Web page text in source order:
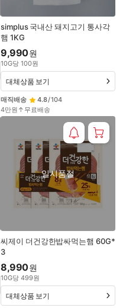
simplus 국내산 돼지고기 통사각
햄 1KG
9,990원
10G당 100원
매직배송 4.8/104
4만원↑무료배송
대체상품 보기
씨제이 더건강한밥싸먹는햄 60G*
3
일시품절
8,990원
10G당 499원
대체상품 보기